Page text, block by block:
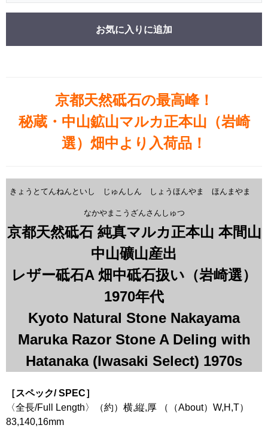
お気に入りに追加
京都天然砥石の最高峰！
秘蔵・中山鉱山マルカ正本山（岩崎
選）畑中より入荷品！
きょうとてんねんといし じゅんしん しょうほんやま ほんまやま
なかやまこうざんさんしゅつ
京都天然砥石 純真マルカ正本山 本間山
中山礦山産出
レザー砥石A 畑中砥石扱い（岩崎選）
1970年代
Kyoto Natural Stone Nakayama
Maruka Razor Stone A Deling with
Hatanaka (Iwasaki Select) 1970s
［スペック/ SPEC］
〈全長/Full Length〉（約）横,縦,厚 （（About）W,H,T）
83,140,16mm